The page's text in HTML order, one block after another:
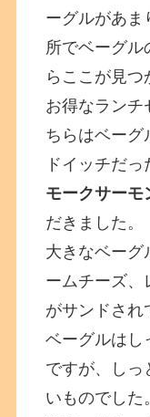
ーグルがあま
所でベーグル
らここが見つ
お得なランチ
ちらはベーグ
ドイッチだ
モークサーモ
だきました。
大きなベーグ
ームチーズ、
がサンドされ
ベーグルはし
ですが、しっ
いものでした